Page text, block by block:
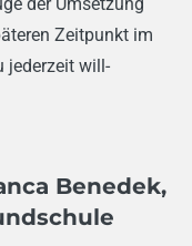
Zeitpunkt im
jederzeit will­
Benedek,